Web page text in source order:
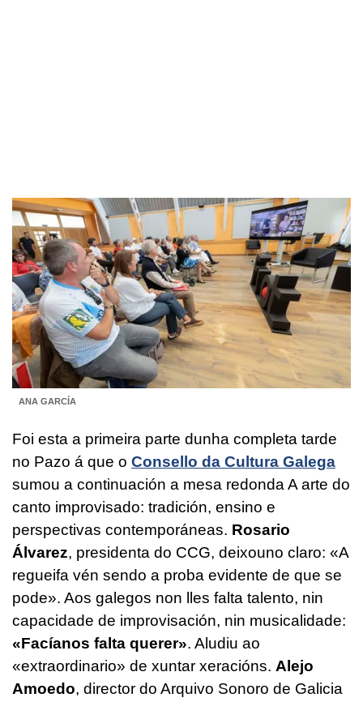
ANA GARCÍA
Foi esta a primeira parte dunha completa tarde
no Pazo á que o Consello da Cultura Galega
sumou a continuación a mesa redondaA arte do
canto improvisado: tradición, ensino e
perspectivas contemporáneas. Rosario
Álvarez, presidenta do CCG, deixouno claro: «A
regueifa vén sendo a proba evidente de que se
pode». Aos galegos non lles falta talento, nin
capacidade de improvisación, nin musicalidade:
«Facíanos falta querer». Aludiu ao
«extraordinario» de xuntar xeracións. Alejo
Amoedo, director do Arquivo Sonoro de Galicia